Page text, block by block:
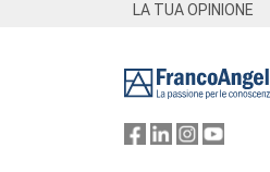
LA TUA OPINIONE